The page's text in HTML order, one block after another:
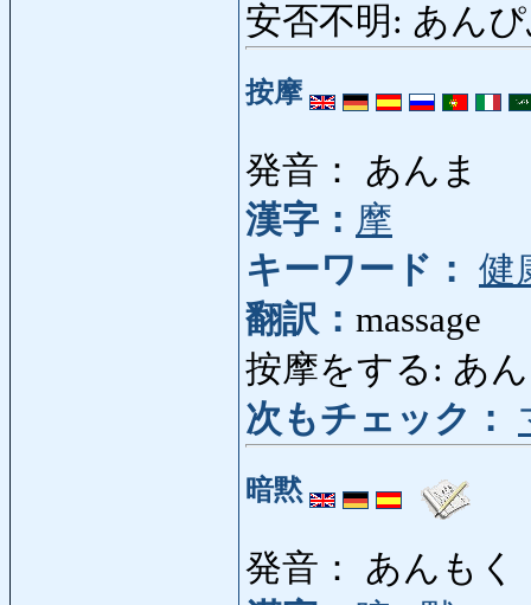
安否不明: あん
按摩
発音： あんま
漢字： 摩
キーワード： 健
翻訳： massage
按摩をする: あ
次もチェック：
暗黙
発音： あんもく